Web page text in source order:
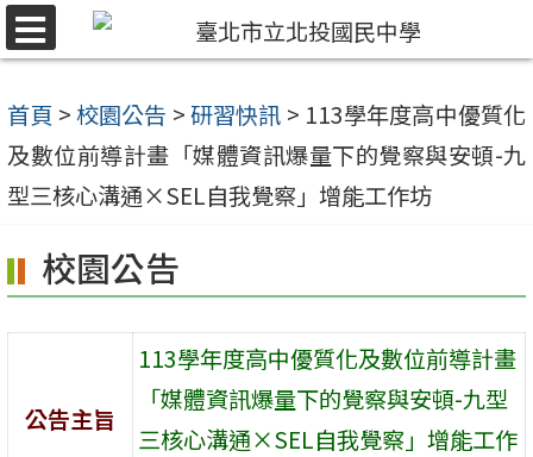
跳
至
主
要
內
區
首頁 >校園公告 >研習快訊 > 113學年度高中優質化
及數位前導計畫「媒體資訊爆量下的覺察與安頓-九
型三核心溝通×SEL自我覺察」增能工作坊
校園公告
公告主旨
113學年度高中優質化及數位前導計畫
「媒體資訊爆量下的覺察與安頓-九型
三核心溝通×SEL自我覺察」增能工作
選
單